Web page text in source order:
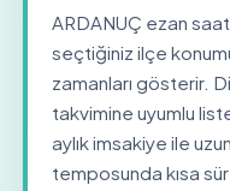
ARDANUÇ ezan
seçtiğiniz ilçe
zamanları gösterir.
takvimine uyumlu
aylık imsakiye ile
temposunda kısa